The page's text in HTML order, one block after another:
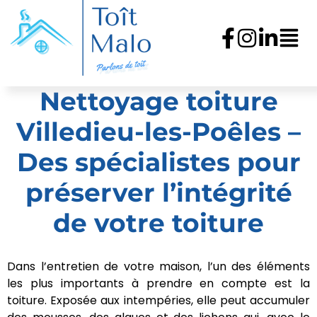
Nettoyage toiture
Villedieu-les-Poêles –
Des spécialistes pour
préserver l’intégrité
de votre toiture
Dans l’entretien de votre maison, l’un des éléments
les plus importants à prendre en compte est la
toiture. Exposée aux intempéries, elle peut